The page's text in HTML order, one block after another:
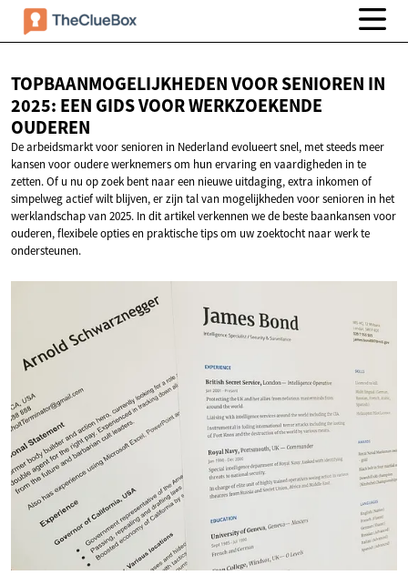
TOPBAANMOGELIJKHEDEN VOOR SENIOREN IN
2025: EEN GIDS VOORWERKZOEKENDE
OUDEREN
De arbeidsmarkt voor senioren in Nederland evolueert snel, met steeds meer
kansen voor oudere werknemers om hun ervaring en vaardigheden in te
zetten. Of u nu op zoek bent naar een nieuwe uitdaging, extra inkomen of
simpelweg actief wilt blijven, er zijn tal van mogelijkheden voor senioren in het
werklandschap van 2025. In dit artikel verkennen we de beste baankansen voor
ouderen, flexibele opties en praktische tips om uw zoektocht naar werk te
ondersteunen.